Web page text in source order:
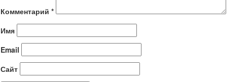
Комментарий *
Имя
Email
Сайт